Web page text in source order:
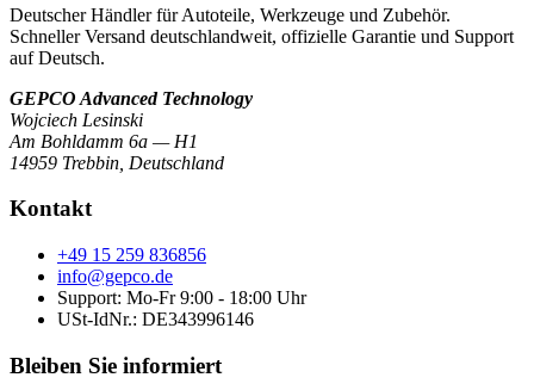
Deutscher Händler für Autoteile, Werkzeuge und Zubehör.
Schneller Versand deutschlandweit, offizielle Garantie und Support
auf Deutsch.
GEPCO Advanced Technology
Wojciech Lesinski
Am Bohldamm 6a — H1
14959 Trebbin Deutschland
Kontakt
+49 15 259 836856
info@gepco.de
Support: Mo-Fr 9:00 - 18:00 Uhr
USt-IdNr.: DE343996146
Bleiben Sie informiert